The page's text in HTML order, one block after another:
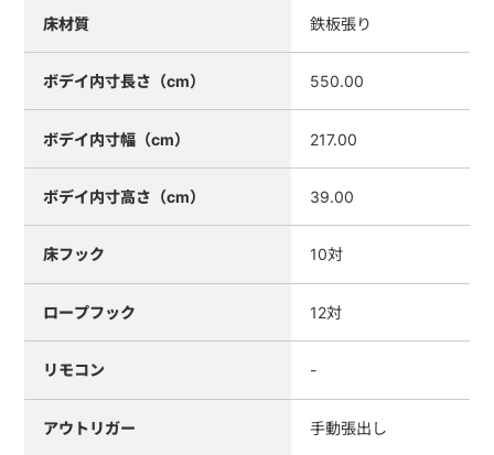
床材質 鉄板張り
ボデイ内寸長さ（cm） 550.00
ボデイ内寸幅（cm） 217.00
ボデイ内寸高さ（cm） 39.00
床フック 10対
ロープフック 12対
リモコン -
アウトリガー 手動張出し